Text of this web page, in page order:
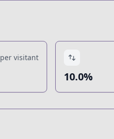
visitant
10.0%